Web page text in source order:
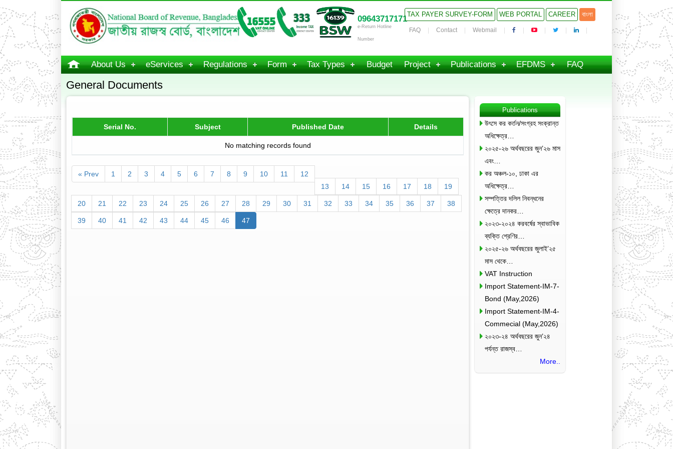
09643717171
e-Return Hotline
Number
TAX PAYER SURVEY-FORM WEB PORTAL CAREER বাংলা
FAQ Contact Webmail
About Us eServices Regulations Form Tax Types Budget Project Publications EFDMS FAQ
General Documents
Serial No. Subject Published Date Details
No matching records found
« Prev 1 2 3 4 5 6 7 8 9 10 11
12
13
14 15 16 17 18 19
20 21 22 23 24 25 26 27 28 29 30 31 32 33 34 35 36 37 38
39 40 41 42 43 44 45 46 47
Publications
উৎসে কর কর্তন/সংগ্রহ সংক্রান্ত
অধিক্ষেত্র…
২০২৫-২৬ অর্থবছরের জুন’২৬ মাস
এবং…
কর অঞ্চল-১০, ঢাকা এর
অধিক্ষেত্র…
সম্পত্তির দলিল নিবন্ধনের
ক্ষেত্রে দানকর…
২০২৩-২০২৪ করবর্ষের স্বাভাবিক
ব্যক্তি শ্রেণির…
২০২৫-২৬ অর্থবছরের জুলাই’২৫
মাস থেকে…
VAT Instruction
Import Statement-IM-7-
Bond (May,2026)
Import Statement-IM-4-
Commecial (May,2026)
২০২৩-২৪ অর্থবছরের জুন’২৪
পর্যন্ত রাজস্ব…
More..